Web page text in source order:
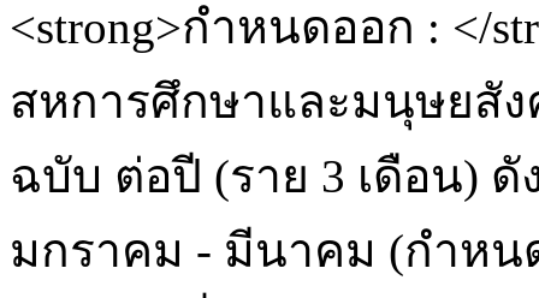
<strong>กำหนดออก : </
สหการศึกษาและมนุษยสั
ฉบับ ต่อปี (ราย 3 เดือน) ดั
มกราคม - มีนาคม (กำหน